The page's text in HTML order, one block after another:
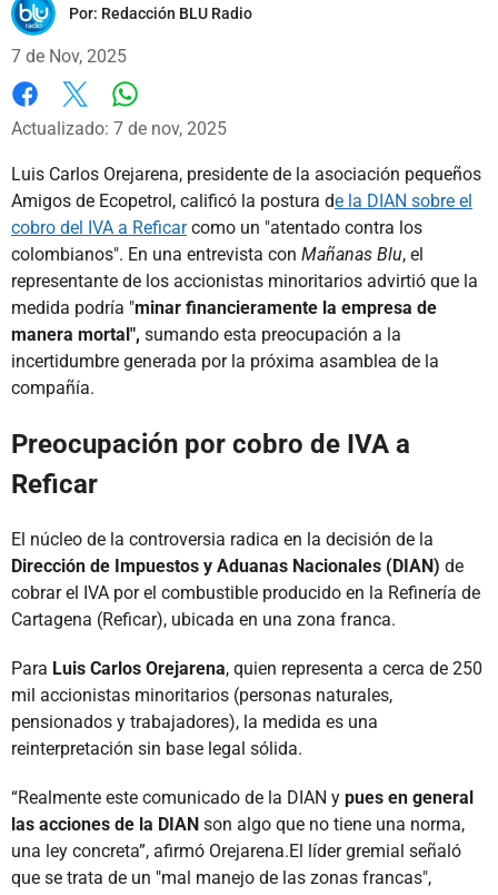
Por: Redacción BLU Radio
7 de Nov, 2025
Facebook
X
Actualizado: 7 de nov, 2025
Luis Carlos Orejarena, presidente de la asociación pequeños
Amigos de Ecopetrol, calificó la postura de la DIAN sobre el
cobro del IVA a Reficarcomo un "atentado contra los
colombianos". En una entrevista con Mañanas Blu, el
representante de los accionistas minoritarios advirtió que la
medida podría "minar financieramente la empresa de
manera mortal", sumando esta preocupación a la
incertidumbre generada por la próxima asamblea de la
compañía.
Preocupación por cobro de IVA a
Reficar
El núcleo de la controversia radica en la decisión de la
Dirección de Impuestos y Aduanas Nacionales (DIAN) de
cobrar el IVA por el combustible producido en la Refinería de
Cartagena (Reficar), ubicada en una zona franca.
Para Luis Carlos Orejarena, quien representa a cerca de 250
mil accionistas minoritarios (personas naturales,
pensionados y trabajadores), la medida es una
reinterpretación sin base legal sólida.
“Realmente este comunicado de la DIAN y pues en general
las acciones de la DIAN son algo que no tiene una norma,
una ley concreta”, afirmó Orejarena.El líder gremial señaló
que se trata de un "mal manejo de las zonas francas",